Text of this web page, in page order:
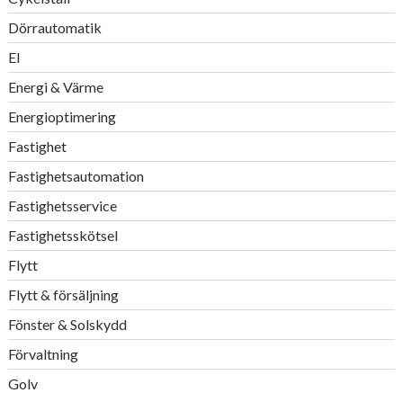
Dörrautomatik
El
Energi & Värme
Energioptimering
Fastighet
Fastighetsautomation
Fastighetsservice
Fastighetsskötsel
Flytt
Flytt & försäljning
Fönster & Solskydd
Förvaltning
Golv